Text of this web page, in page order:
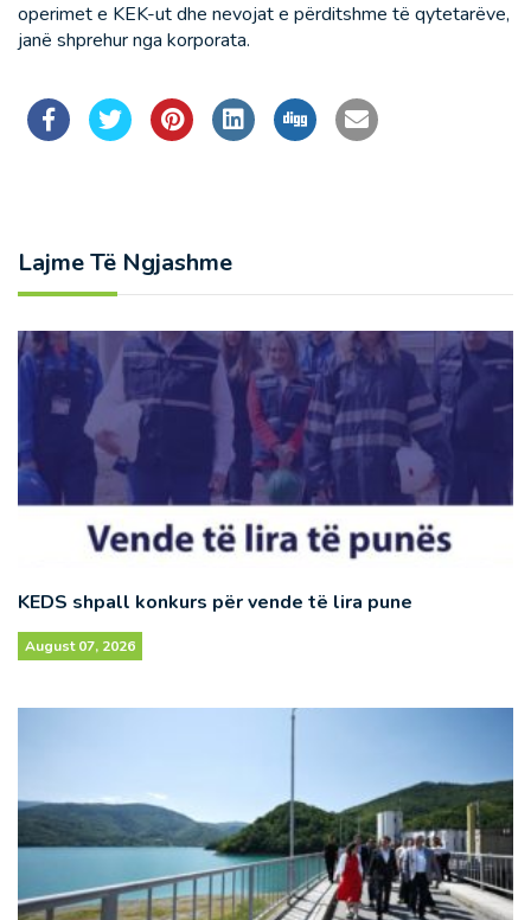
operimet e KEK-ut dhe nevojat e përditshme të qytetarëve,
janë shprehur nga korporata.
Lajme Të Ngjashme
KEDS shpall konkurs për vende të lira pune
August 07, 2026